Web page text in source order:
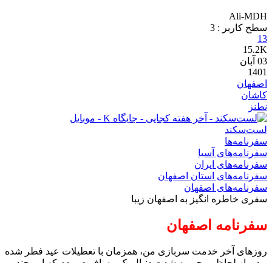
Ali-MDH
سطح کاربر : 3
13
15.2K
03 آبان
1401
اصفهان
کاشان
نطنز
لست‌سکند
سفرنامه‌ها
سفرنامه‌های آسیا
سفرنامه‌های ایران
سفرنامه‌های استان اصفهان
سفرنامه‌های اصفهان
سفری خاطره انگیز به اصفهان زیبا
سفرنامه اصفهان
روزهای آخر خدمت سربازی من، همزمان با تعطیلات عید فطر شده